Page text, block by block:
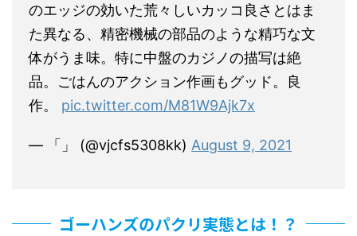
のエッジの効いた荒々しいカッコ良さとはま
た異なる、精密機械の部品のような精巧な文
体がうま味。特に中盤のカジノの描写は絶
品。ごはんのアクション作画もグッド。良
作。 pic.twitter.com/M81W9Ajk7x
— 「」 (@vjcfs5308kk) August 9, 2021
ゴーハンズのパクリ実態とは！？